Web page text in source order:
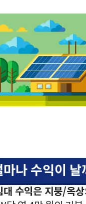
마나 수익이 날
수익은 지붕/옥